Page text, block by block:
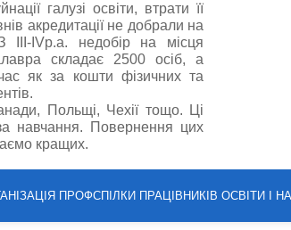
галузі освіти, втрати її
акредитації не добрали на
ІVр.а. недобір на місця
складає 2500 осіб, а
як за кошти фізичних та
Польщі, Чехії тощо. Ці
навчання. Повернення цих
кращих.
ПРОФСПІЛКИ ПРАЦІВНИКІВ ОСВІТИ І